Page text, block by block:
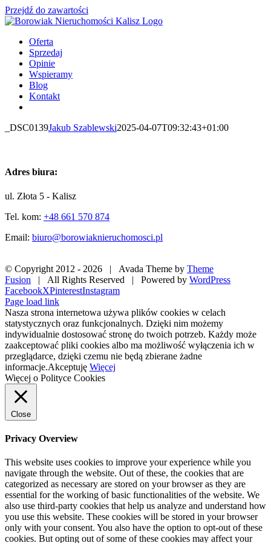
Przejdź do zawartości
Oferta
Sprzedaj
Opinie
Wspieramy
Blog
Kontakt
_DSC0139Jakub Szablewski2025-04-07T09:32:43+01:00
Adres biura:
ul. Złota 5 - Kalisz
Tel. kom: +48 661 570 874
Email: biuro@borowiaknieruchomosci.pl
© Copyright 2012 - 2026 | Avada Theme by Theme
Fusion | All Rights Reserved | Powered by WordPress
FacebookXPinterestInstagram
Page load link
Nasza strona internetowa używa plików cookies w celach
statystycznych oraz funkcjonalnych. Dzięki nim możemy
indywidualnie dostosować stronę do twoich potrzeb. Każdy może
zaakceptować pliki cookies albo ma możliwość wyłączenia ich w
przeglądarce, dzięki czemu nie będą zbierane żadne
informacje.Akceptuję Więcej
Więcej o Polityce Cookies
Close
Privacy Overview
This website uses cookies to improve your experience while you
navigate through the website. Out of these, the cookies that are
categorized as necessary are stored on your browser as they are
essential for the working of basic functionalities of the website. We
also use third-party cookies that help us analyze and understand how
you use this website. These cookies will be stored in your browser
only with your consent. You also have the option to opt-out of these
cookies. But opting out of some of these cookies may affect your